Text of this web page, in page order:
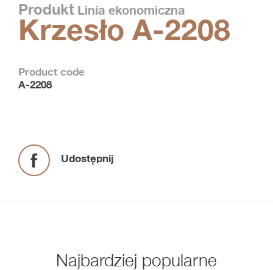
Produkt Linia ekonomiczna
Krzesło A-2208
Product code
A-2208
Udostępnij
Najbardziej popularne